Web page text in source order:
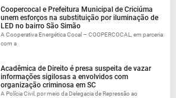
Coopercocal e Prefeitura Municipal de Criciúma
unem esforços na substituição por iluminação de
LED no bairro São Simão
A Cooperativa Energética Cocal – COOPERCOCAL, em parceria
com a
Acadêmica de Direito é presa suspeita de vazar
informações sigilosas a envolvidos com
organização criminosa em SC
A Polícia Civil, por meio da Delegacia de Repressão ao